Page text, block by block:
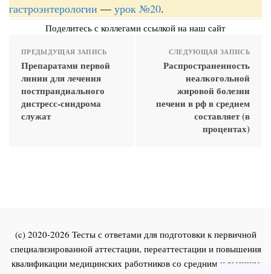
гастроэнтерологии — урок №20.
Поделитесь с коллегами ссылкой на наш сайт
ПРЕДЫДУЩАЯ ЗАПИСЬ
Препаратами первой
линии для лечения
постпрандиального
дистресс-синдрома
служат
СЛЕДУЮЩАЯ ЗАПИСЬ
Распространенность
неалкогольной
жировой болезни
печени в рф в среднем
составляет (в
процентах)
(c) 2020-2026 Тесты с ответами для подготовки к первичной
специализированной аттестации, переаттестации и повышения
квалификации медицинских работников со средним и высшим